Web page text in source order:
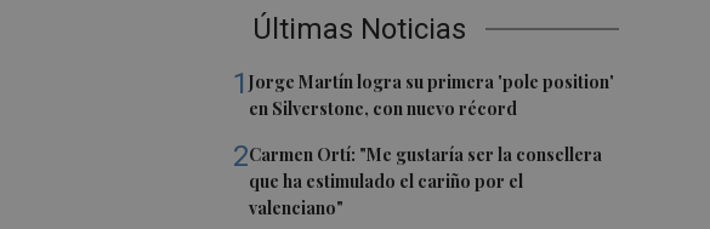
Últimas Noticias
1Jorge Martín logra su primera 'pole position'
en Silverstone, con nuevo récord
2Carmen Ortí: "Me gustaría ser la consellera
que ha estimulado el cariño por el
valenciano"